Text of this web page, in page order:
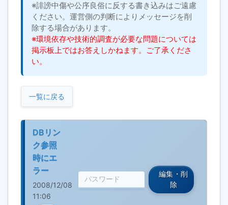
※誹謗中傷や公序良俗に反する書き込みはご遠慮
ください。運営側の判断によりメッセージを削
除する場合があります。
※環境依存や技術的調査が必要な問題については
掲示板上ではお答えしかねます。ご了承くださ
い。
一覧に戻る
DBリン
ク参照
時にエ
ラー
2008/12/08
11:06
編集・削
除